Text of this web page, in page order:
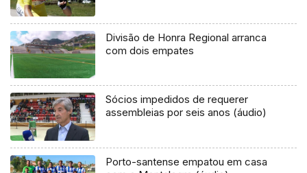
Divisão de Honra Regional arranca
com dois empates
Sócios impedidos de requerer
assembleias por seis anos (áudio)
Porto-santense empatou em casa